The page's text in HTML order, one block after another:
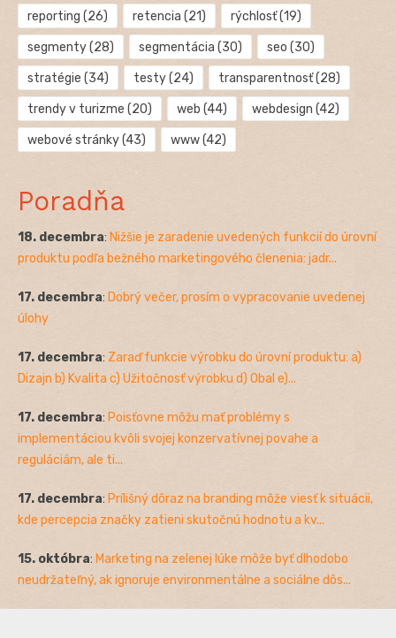
reporting (26) retencia (21) rýchlosť(19)
segmenty(28) segmentácia (30) seo (30)
stratégie (34) testy(24) transparentnosť(28)
trendy v turizme (20) web (44) webdesign (42)
webové stránky(43) www(42)
Poradňa
18. decembra: Nižšie je zaradenie uvedených funkcií do úrovní
produktu podľa bežného marketingového členenia: jadr...
17. decembra: Dobrý večer, prosím o vypracovanie uvedenej
úlohy
17. decembra: Zaraď funkcie výrobku do úrovní produktu: a)
Dizajn b) Kvalita c) Užitočnosť výrobku d) Obal e)...
17. decembra: Poisťovne môžu mať problémy s
implementáciou kvôli svojej konzervatívnej povahe a
reguláciám, ale ti...
17. decembra: Prílišný dôraz na branding môže viesť k situácii,
kde percepcia značky zatieni skutočnú hodnotu a kv...
15. októbra: Marketing na zelenej lúke môže byť dlhodobo
neudržateľný, ak ignoruje environmentálne a sociálne dôs...